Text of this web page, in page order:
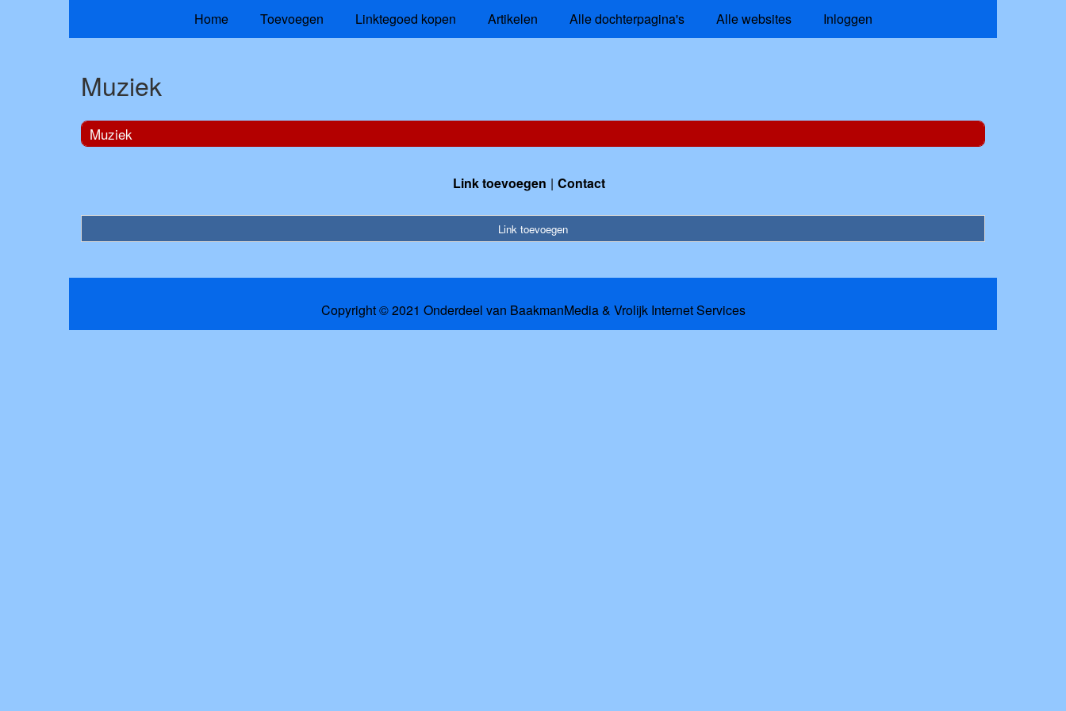
Home Toevoegen Linktegoed kopen Artikelen Alle dochterpagina's Alle websites Inloggen
Muziek
Muziek
Link toevoegen Contact
Link toevoegen
Copyright © 2021 Onderdeel van BaakmanMedia& Vrolijk Internet Services